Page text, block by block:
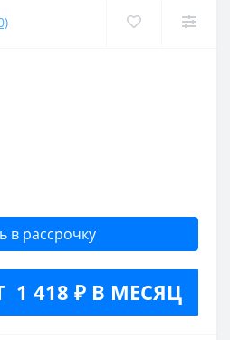
в рассрочку
1 418 ₽ В МЕСЯЦ